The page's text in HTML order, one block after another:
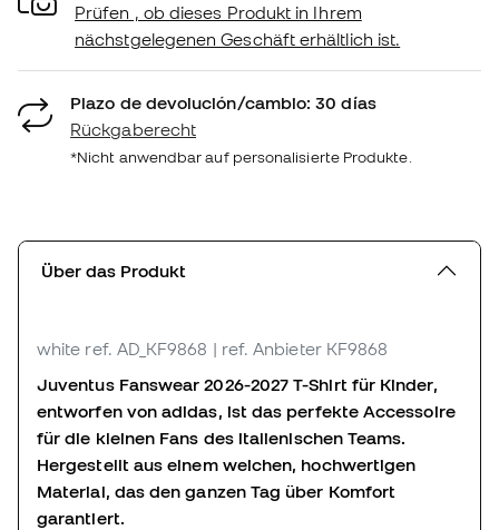
Prüfen , ob dieses Produkt in Ihrem
nächstgelegenen Geschäft erhältlich ist.
Plazo de devolución/cambio: 30 días
Rückgaberecht
*Nicht anwendbar auf personalisierte Produkte.
Über das Produkt
white ref. AD_KF9868 | ref. Anbieter KF9868
Juventus Fanswear 2026-2027 T-Shirt für Kinder,
entworfen von adidas, ist das perfekte Accessoire
für die kleinen Fans des italienischen Teams.
Hergestellt aus einem weichen, hochwertigen
Material, das den ganzen Tag über Komfort
garantiert.